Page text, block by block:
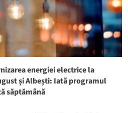
energiei electrice la
și Albești: Iată programul
săptămână